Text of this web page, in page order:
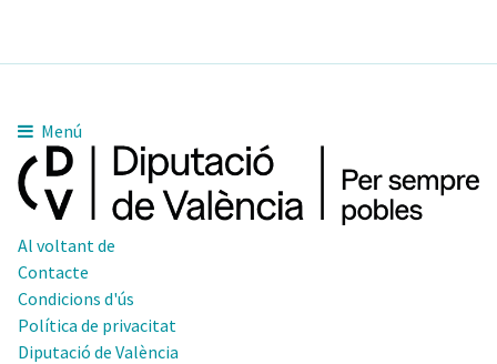
Menú
Al voltant de
Contacte
Condicions d'ús
Política de privacitat
Diputació de València